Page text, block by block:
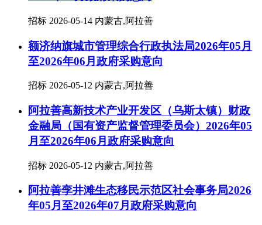
招标 2026-05-14 内蒙古,阿拉善
额济纳旗城市管理综合行政执法局2026年05月
至2026年06月政府采购意向
招标 2026-05-12 内蒙古,阿拉善
阿拉善高新技术产业开发区（乌斯太镇）财政
金融局（国有资产监督管理委员会）2026年05
月至2026年06月政府采购意向
招标 2026-05-12 内蒙古,阿拉善
阿拉善孪井滩生态移民示范区社会事务局2026
年05月至2026年07月政府采购意向